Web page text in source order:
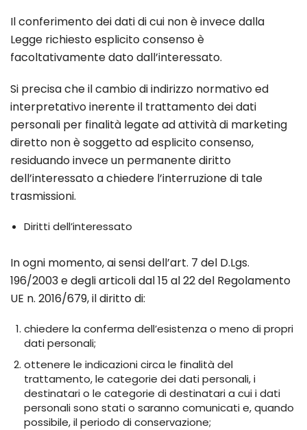
Il conferimento dei dati di cui non è invece dalla
Legge richiesto esplicito consenso è
facoltativamente dato dall’interessato.
Si precisa che il cambio di indirizzo normativo ed
interpretativo inerente il trattamento dei dati
personali per finalità legate ad attività di marketing
diretto non è soggetto ad esplicito consenso,
residuando invece un permanente diritto
dell’interessato a chiedere l’interruzione di tale
trasmissioni.
Diritti dell’interessato
In ogni momento, ai sensi dell’art. 7 del D.Lgs.
196/2003 e degli articoli dal 15 al 22 del Regolamento
UE n. 2016/679, il diritto di:
chiedere la conferma dell’esistenza o meno di propri
dati personali;
ottenere le indicazioni circa le finalità del
trattamento, le categorie dei dati personali, i
destinatari o le categorie di destinatari a cui i dati
personali sono stati o saranno comunicati e, quando
possibile, il periodo di conservazione;